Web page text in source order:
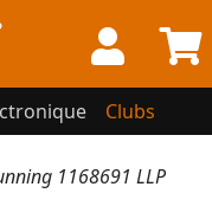
Clubs
1168691 LLP